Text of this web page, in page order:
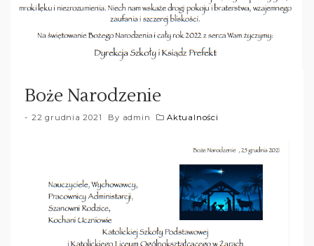
Boże Narodzenie
22 grudnia 2021 By admin Aktualności